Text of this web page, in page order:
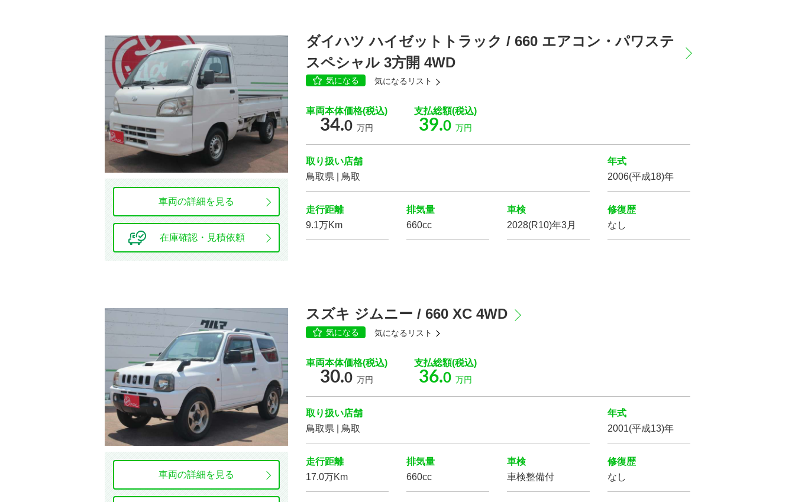
こだわりの条件
修復歴
ミッション 駆動方式
エンジン種別 乗車定員
オーディオ関連
基本装備
該当車 168台
設定をクリア
ダイハツ ハイゼットトラック / 660 エアコン・パワステ
スペシャル 3方開 4WD
気になる 気になるリスト
車両本体価格(税込)
34.0 万円
支払総額(税込)
39.0 万円
取り扱い店舗
鳥取県 | 鳥取
年式
2006(平成18)年
走行距離
9.1万Km
排気量
660cc
車検
2028(R10)年3月
修復歴
なし
車両の詳細を見る
在庫確認・見積依頼
スズキ ジムニー / 660 XC 4WD
気になる 気になるリスト
車両本体価格(税込)
30.0 万円
支払総額(税込)
36.0 万円
取り扱い店舗
鳥取県 | 鳥取
年式
2001(平成13)年
走行距離
17.0万Km
排気量
660cc
車検
車検整備付
修復歴
なし
車両の詳細を見る